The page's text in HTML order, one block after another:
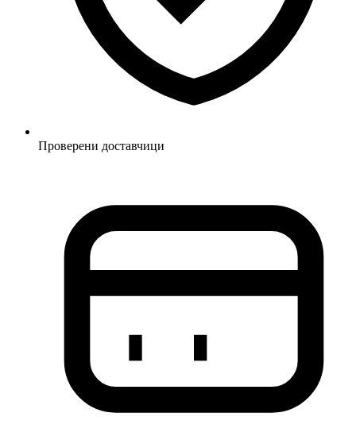
Проверени доставчици